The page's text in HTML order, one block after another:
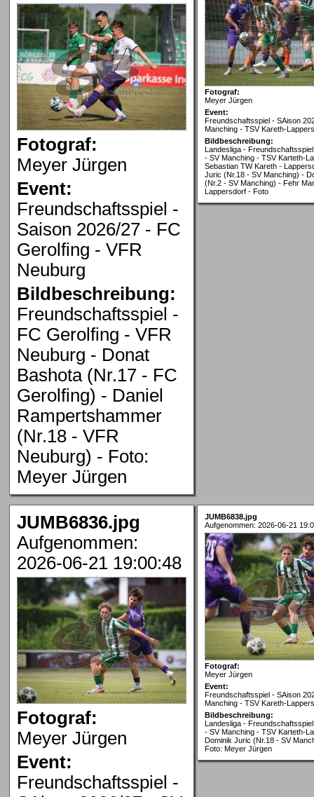
Fotograf:
Meyer Jürgen
Event:
Freundschaftsspiel -
Saison 2026/27 - FC
Gerolfing - VFR
Neuburg
Bildbeschreibung:
Freundschaftsspiel -
FC Gerolfing - VFR
Neuburg - Donat
Bashota (Nr.17 - FC
Gerolfing) - Daniel
Rampertshammer
(Nr.18 - VFR
Neuburg) - Foto:
Meyer Jürgen
Fotograf:
Meyer Jürgen
Event:
Freundschaftsspiel - SAison
Manching - TSV Kareth-
Bildbeschreibung:
Landesliga -
- SV Manching - TSV Karteth-
Sebastian TW Kareth -
Juric (Nr.18 - SV Manching) -
(Nr.2 - SV Manching) - Fehr
Lappersdorf - Foto
JUMB6836.jpg
Aufgenommen:
2026-06-21 19:00:48
Fotograf:
Meyer Jürgen
Event:
Freundschaftsspiel -
JUMB6838.jpg
Aufgenommen: 2026-06-21
Fotograf:
Meyer Jürgen
Event:
Freundschaftsspiel - SAison
Manching - TSV Kareth-
Bildbeschreibung:
Landesliga -
- SV Manching - TSV Karteth-
Dominik Juric (Nr.18 - SV
Foto: Meyer Jürgen